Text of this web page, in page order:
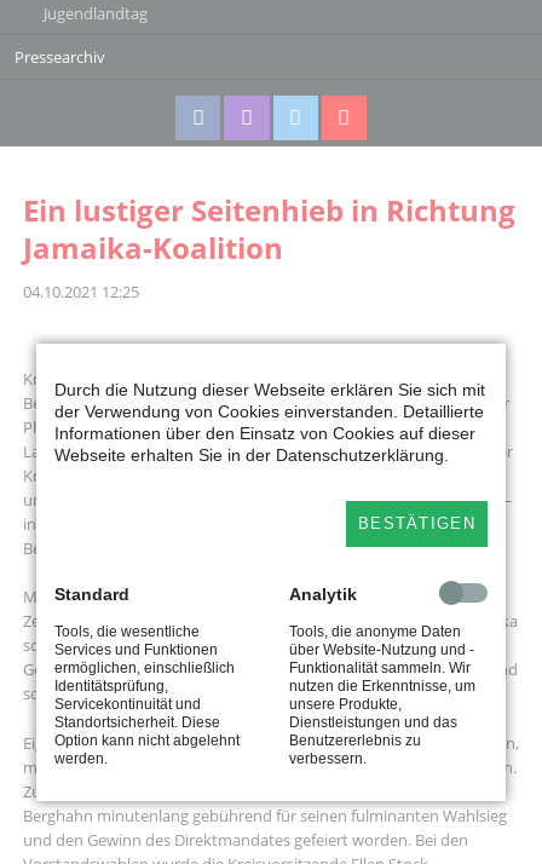
Jugendlandtag
Pressearchiv
FacebookInstagramTwitter Twitter
Ein lustiger Seitenhieb in Richtung
Jamaika-Koalition
04.10.2021 12:25
Kreis Lippe. Gute Stimmung, tolles Miteinander, Jubel und Applaus:
Besser hätte die Stimmung beim Kreisparteitag der SPD Lippe in der
Phoenix-Contact-Arena nicht sein können. Dabei wurde der SPD-
Landtagsabgeordnete Dennis Maelzer nicht nur als stellvertretender
Kreisvorsitzender wiedergewählt. Der Sprecher für Familien, Kinder
und Jugend seiner Fraktion erlaubte sich auch einen kleinen Scherz –
in Anspielung auf die anstehenden Koalitionsverhandlungen in
Berlin.
Maelzer hatte an jedem Platz Jamaika-Rum-Schokoriegel und einen
Zettel verteilt. Aufschrift: „Dies ist die einzige Form, in der uns Jamaika
schmeckt!“. Der Schabernack kam bei den 183 Genossinnen und
Genossen, die zum Kreisparteitag gekommen waren, sehr gut an und
sorgte für zahlreiche Lacher.
Eigentlich hätte der Kreisparteitag schon im Januar stattfinden sollen,
musste aber dann wegen der Corona-Pandemie verschoben werden.
Zu Beginn war der frisch gebackene Bundestagsabgeordnete Jürgen
Berghahn minutenlang gebührend für seinen fulminanten Wahlsieg
und den Gewinn des Direktmandates gefeiert worden. Bei den
Durch die Nutzung dieser Webseite erklären Sie sich mit
der Verwendung von Cookies einverstanden. Detaillierte
Informationen über den Einsatz von Cookies auf dieser
Webseite erhalten Sie in der Datenschutzerklärung.
BESTÄTIGEN
Standard
Tools, die wesentliche
Services und Funktionen
ermöglichen, einschließlich
Identitätsprüfung,
Servicekontinuität und
Standortsicherheit. Diese
Option kann nicht abgelehnt
werden.
Analytik
Tools, die anonyme Daten
über Website-Nutzung und -
Funktionalität sammeln. Wir
nutzen die Erkenntnisse, um
unsere Produkte,
Dienstleistungen und das
Benutzererlebnis zu
verbessern.